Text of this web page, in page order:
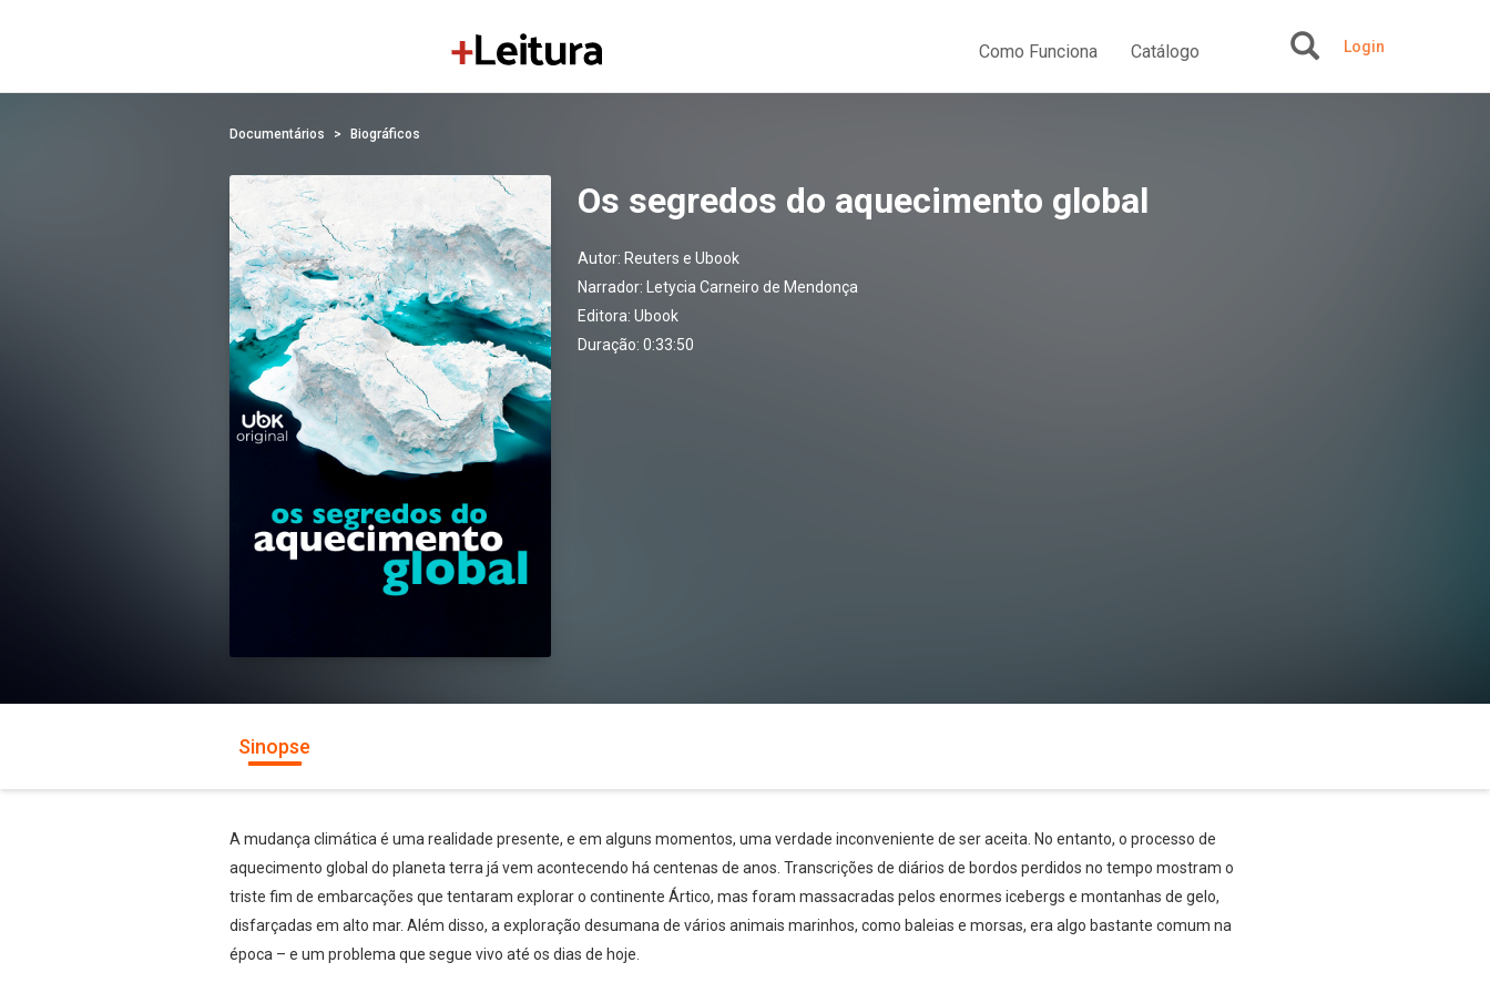
Como Funciona Catálogo Login
Documentários Biográficos
Os segredos do aquecimento global
Autor: Reuters e Ubook
Narrador:
Letycia Carneiro de Mendonça
Editora: Ubook
Duração: 0:33:50
Sinopse
A mudança climática é uma realidade presente, e em alguns momentos, uma verdade inconveniente de ser aceita. No entanto, o processo de
aquecimento global do planeta terra já vem acontecendo há centenas de anos. Transcrições de diários de bordos perdidos no tempo mostram o
triste fim de embarcações que tentaram explorar o continente Ártico, mas foram massacradas pelos enormes icebergs e montanhas de gelo,
disfarçadas em alto mar. Além disso, a exploração desumana de vários animais marinhos, como baleias e morsas, era algo bastante comum na
época – e um problema que segue vivo até os dias de hoje.